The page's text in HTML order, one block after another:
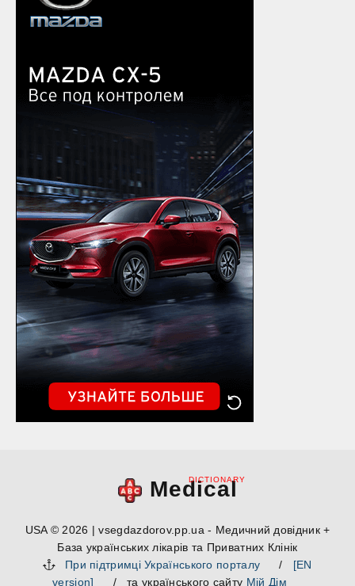
Medical
DICTIONARY
USA © 2026 | vsegdazdorov.pp.ua - Медичний довідник +
База українських лікарів та Приватних Клінік
При підтримці Українського порталу
/ [EN
version]
/ та українського сайту Мій Дім